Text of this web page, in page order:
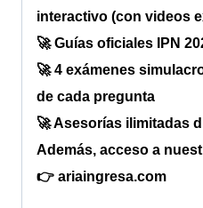
interactivo (con videos
🚀 Guías oficiales IPN
🚀 4 exámenes
de cada pregunta
🚀 Asesorías ilimitadas
Además, acceso a
👉 ariaingresa.com